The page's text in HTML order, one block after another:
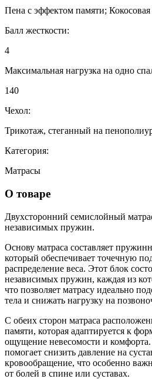
Пена с эффектом памяти; Кокосовая
Балл жесткости:
4
Максимальная нагрузка на одно
140
Чехол:
Трикотаж, стеганный на
Категория:
Матрасы
О товаре
Двухсторонний семислойный
независимых пружин.
Основу матраса составляет
который обеспечивает точечную
распределение веса. Этот блок
независимых пружин, каждая из
что позволяет матрасу идеально
тела и снижать нагрузку на
С обеих сторон матраса
памяти, которая адаптируется к
ощущение невесомости и
помогает снизить давление на
кровообращение, что особенно
от болей в спине или суставах.